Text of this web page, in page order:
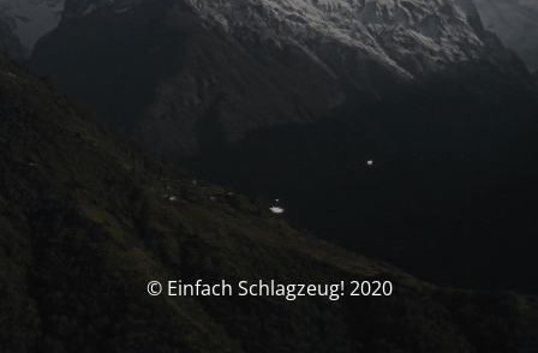
© Einfach Schlagzeug! 2020